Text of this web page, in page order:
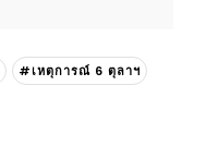
#เหตุการณ์ 6 ตุลาฯ